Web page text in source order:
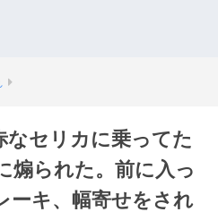
なセリカに乗ってた
煽られた。前に入っ
ーキ、幅寄せをされ